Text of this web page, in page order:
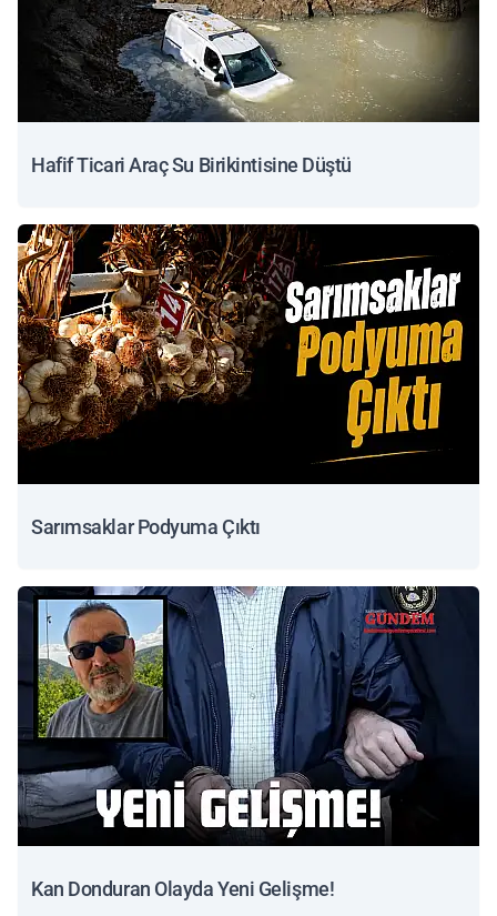
Hafif Ticari Araç Su Birikintisine Düştü
Sarımsaklar Podyuma Çıktı
Kan Donduran Olayda Yeni Gelişme!